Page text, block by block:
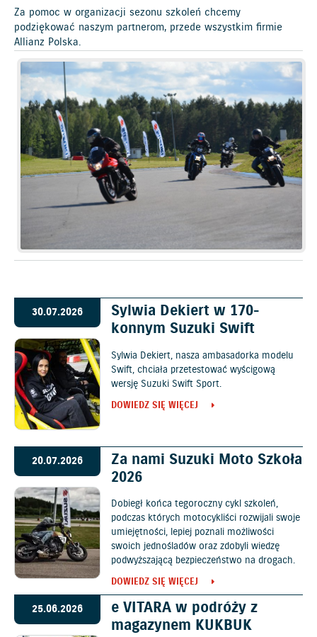
Za pomoc w organizacji sezonu szkoleń chcemy
podziękować naszym partnerom, przede wszystkim firmie
Allianz Polska.
30.07.2026
Sylwia Dekiert w 170-
konnym Suzuki Swift
Sylwia Dekiert, nasza ambasadorka modelu
Swift, chciała przetestować wyścigową
wersję Suzuki Swift Sport.
DOWIEDZ SIĘ WIĘCEJ
20.07.2026
Za nami Suzuki Moto Szkoła
2026
Dobiegł końca tegoroczny cykl szkoleń,
podczas których motocykliści rozwijali swoje
umiejętności, lepiej poznali możliwości
swoich jednośladów oraz zdobyli wiedzę
podwyższającą bezpieczeństwo na drogach.
DOWIEDZ SIĘ WIĘCEJ
25.06.2026
e VITARA w podróży z
magazynem KUKBUK